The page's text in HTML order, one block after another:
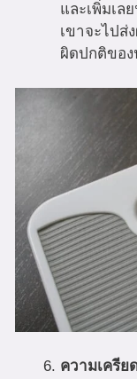
และเพิ่มเล
เขาจะไปส่
ผิดปกติของ
ความเครีย